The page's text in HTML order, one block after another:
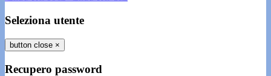
Seleziona utente
button close ×
Recupero password